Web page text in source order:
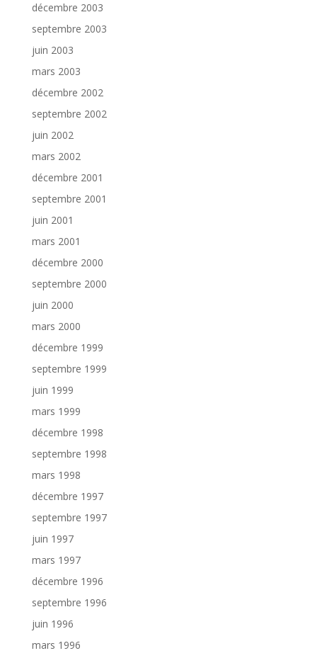
décembre 2003
septembre 2003
juin 2003
mars 2003
décembre 2002
septembre 2002
juin 2002
mars 2002
décembre 2001
septembre 2001
juin 2001
mars 2001
décembre 2000
septembre 2000
juin 2000
mars 2000
décembre 1999
septembre 1999
juin 1999
mars 1999
décembre 1998
septembre 1998
mars 1998
décembre 1997
septembre 1997
juin 1997
mars 1997
décembre 1996
septembre 1996
juin 1996
mars 1996